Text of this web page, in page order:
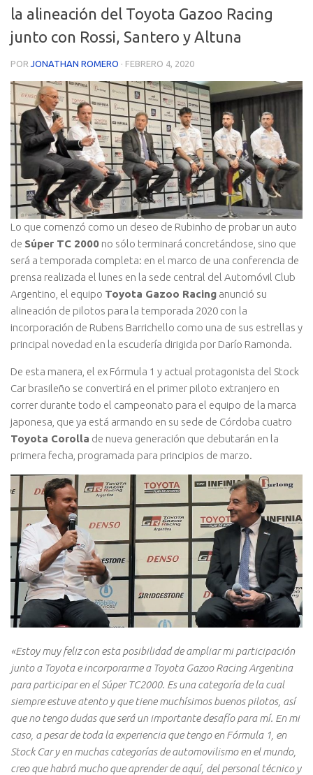
la alineación del Toyota Gazoo Racing
junto con Rossi, Santero y Altuna
POR JONATHAN ROMERO · FEBRERO 4, 2020
Lo que comenzó como un deseo de Rubinho de probar un auto
de Súper TC 2000 no sólo terminará concretándose, sino que
será a temporada completa: en el marco de una conferencia de
prensa realizada el lunes en la sede central del Automóvil Club
Argentino, el equipo Toyota Gazoo Racing anunció su
alineación de pilotos para la temporada 2020 con la
incorporación de Rubens Barrichello como una de sus estrellas y
principal novedad en la escudería dirigida por Darío Ramonda.
De esta manera, el ex Fórmula 1 y actual protagonista del Stock
Car brasileño se convertirá en el primer piloto extranjero en
correr durante todo el campeonato para el equipo de la marca
japonesa, que ya está armando en su sede de Córdoba cuatro
Toyota Corolla de nueva generación que debutarán en la
primera fecha, programada para principios de marzo.
«Estoy muy feliz con esta posibilidad de ampliar mi participación
junto a Toyota e incorporarme a Toyota Gazoo Racing Argentina
para participar en el Súper TC2000. Es una categoría de la cual
siempre estuve atento y que tiene muchísimos buenos pilotos, así
que no tengo dudas que será un importante desafío para mí. En mi
caso, a pesar de toda la experiencia que tengo en Fórmula 1, en
Stock Car y en muchas categorías de automovilismo en el mundo,
creo que habrá mucho que aprender de aquí, del personal técnico y